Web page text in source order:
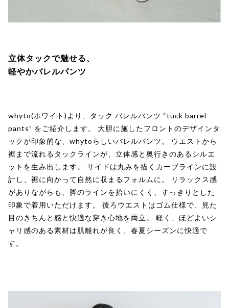
立体タックで魅せる、
軽やかバレルパンツ
whyto(ホワイト)より、タック バレルパンツ “tuck barrel
pants” をご紹介します。 大胆に施したフロントのデザインタ
ックが印象的な、whytoらしいバレルパンツ。 ウエストから
裾まで流れるタックラインが、立体感と奥行きのあるシルエ
ットを生み出します。 サイドは丸みを描くカーブラインに設
計し、裾に向かって自然に収まるフォルムに。 リラックス感
がありながらも、脚のラインを拾いにくく、すっきりとした
印象で着用いただけます。 後ろウエストはゴム仕様で、見た
目のきちんと感と快適な穿き心地を両立。 軽く、ほどよいシ
ャリ感のある素材は肌離れが良く、春夏シーズンに快適で
す。